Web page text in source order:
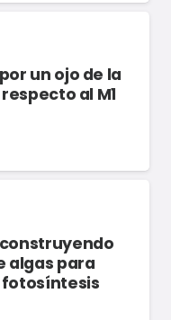
un ojo de la
al M1
algas para
fotosíntesis